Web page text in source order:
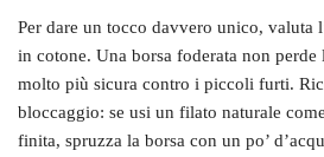
Per dare un tocco davvero unico, valuta
in cotone. Una borsa foderata non perde
molto più sicura contro i piccoli furti.
bloccaggio: se usi un filato naturale
finita, spruzza la borsa con un po’